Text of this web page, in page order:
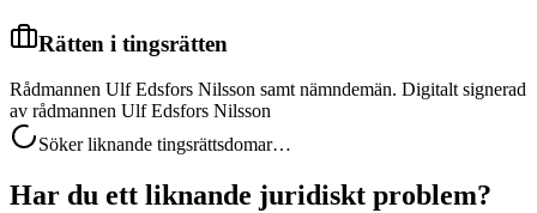
Rätten i tingsrätten
Rådmannen Ulf Edsfors Nilsson samt nämndemän. Digitalt signerad
av rådmannen Ulf Edsfors Nilsson
Söker liknande tingsrättsdomar…
Har du ett liknande juridiskt problem?